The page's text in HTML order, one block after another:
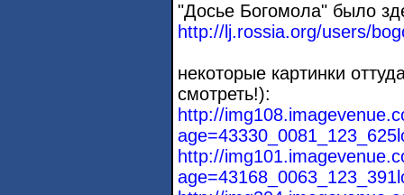
"Досье Богомола" было
http://lj.rossia.org/users/
некоторые картинки
смотреть!):
http://
http://